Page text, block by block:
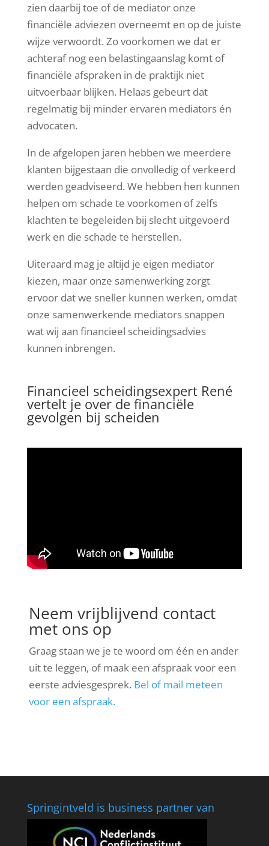
zien daarbij toe of de mediator onze
financiële adviezen overneemt en op de juiste
wijze verwoordt. Zo voorkomen we dat er
achteraf nog een belastingaanslag komt of
financiële afspraken in de praktijk niet
uitvoerbaar blijken. Helaas gebeurt dat
regelmatig bij minder ervaren mediators én
advocaten.
In de afgelopen jaren hebben we meerdere
klanten bijgestaan die onvolledig of verkeerd
werden geadviseerd. We hebben hen kunnen
helpen om schade te voorkomen of zelfs
klachten te begeleiden bij slecht uitgevoerd
werk en die schade te herstellen.
Uiteraard mag je altijd je eigen mediator
kiezen, maar onze samenwerking zorgt
ervoor dat we sneller kunnen werken, omdat
onze samenwerkende mediators snappen
wat wij aan financieel scheidingsadvies
kunnen inbrengen.
Financieel scheidingsexpert René
vertelt je over de financiële
gevolgen bij scheiden
Neem vrijblijvend contact
met ons op
Graag staan we je te woord om één en ander
uit te leggen, of maak een afspraak voor een
eerste adviesgesprek. Bel of mail meteen
voor een afspraak.
Springintveld is business partner van